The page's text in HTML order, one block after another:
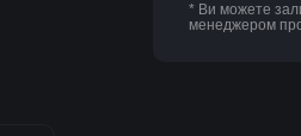
* Ви можете
менеджером